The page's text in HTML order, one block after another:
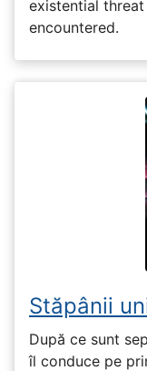
existential
encountered.
Stăpânii
După ce sunt
îl conduce pe